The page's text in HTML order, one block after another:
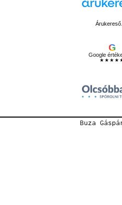
G
Google
Buza